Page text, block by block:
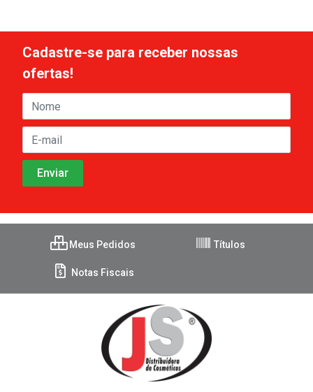
Cadastre-se para receber nossas
ofertas!
Meus Pedidos Títulos
Notas Fiscais